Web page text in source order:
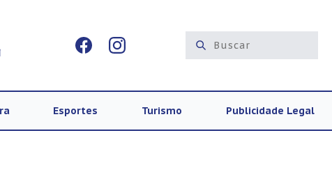
Esportes Turismo Publicidade Legal